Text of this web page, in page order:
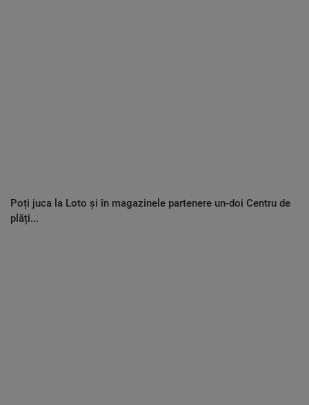
Poți juca la Loto și în magazinele partenere un-doi Centru de
plăți...